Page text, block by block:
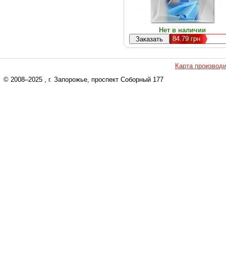
Нет в наличии
84.79 грн
Карта
© 2008–2025 , г. Запорожье, проспект Соборный 177